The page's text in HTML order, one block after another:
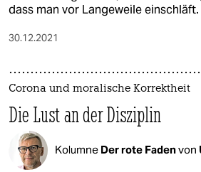
dass man vor Langeweile einschläft.
30.12.2021
Corona und moralische Korrektheit
Die Lust an der Disziplin
Kolumne Der rote Fadenvon